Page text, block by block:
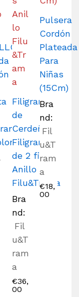
Filigrana
de
Cerdeña
Filigrana
de 2 filas
Anillo
Filu&Trama
Bra
nd:
Fil
u&T
ram
a
€36,
00
Pulsera
Cordón
Plateada
Para
Niñas
(15Cm)
Bra
nd:
Fil
u&T
ram
a
€18,
00